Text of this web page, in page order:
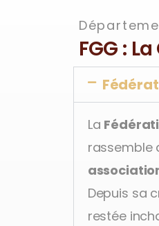
FGG :
La
rassemble
Depuis sa
restée